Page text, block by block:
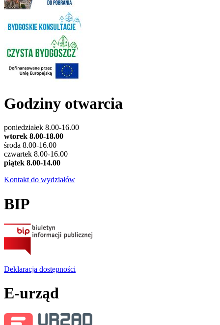
Godziny otwarcia
poniedziałek 8.00-16.00
wtorek 8.00-18.00
środa 8.00-16.00
czwartek 8.00-16.00
piątek 8.00-14.00
Kontakt do wydziałów
BIP
Deklaracja dostępności
E-urząd